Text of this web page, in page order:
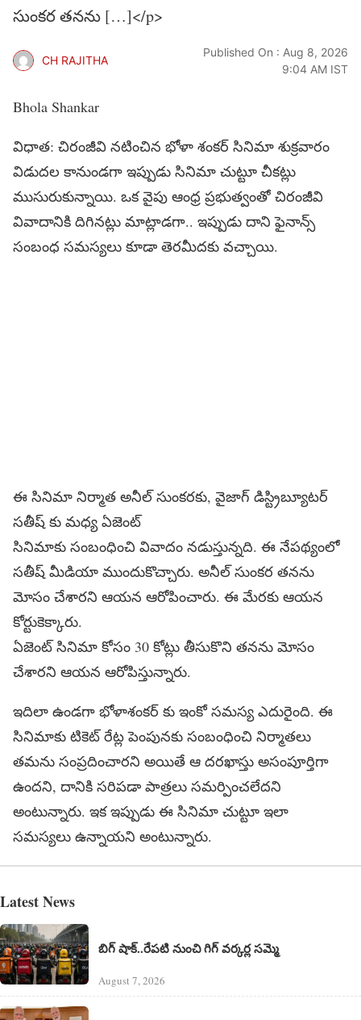
సుంకర తనను […]</p>
CH RAJITHA
Published On : Aug 8, 2026
9:04 AM IST
Bhola Shankar
విధాత‌: చిరంజీవి నటించిన భోళా శంకర్ సినిమా శుక్రవారం
విడుదల కానుండగా ఇప్పుడు సినిమా చుట్టూ చీకట్లు
ముసురుకున్నాయి. ఒక వైపు ఆంధ్ర ప్రభుత్వంతో చిరంజీవి
వివాదానికి దిగినట్లు మాట్లాడగా.. ఇప్పుడు దాని ఫైనాన్స్
సంబంధ సమస్యలు కూడా తెరమీదకు వచ్చాయి.
ఈ సినిమా నిర్మాత అనీల్ సుంకరకు, వైజాగ్ డిస్ట్రిబ్యూటర్
సతీష్ కు మధ్య ఏజెంట్
సినిమాకు సంబంధించి వివాదం నడుస్తున్నది. ఈ నేపథ్యంలో
సతీష్ మీడియా ముందుకొచ్చారు. అనీల్ సుంకర తనను
మోసం చేశారని ఆయన ఆరోపించారు. ఈ మేరకు ఆయన
కోర్టుకెక్కారు.
ఏజెంట్ సినిమా కోసం 30 కోట్లు తీసుకొని తనను మోసం
చేశారని ఆయన ఆరోపిస్తున్నారు.
ఇదిలా ఉండగా భోళాశంకర్ కు ఇంకో సమస్య ఎదురైంది. ఈ
సినిమాకు టికెట్ రేట్ల పెంపునకు సంబంధించి నిర్మాతలు
తమను సంప్రదించారని అయితే ఆ దరఖాస్తు అసంపూర్తిగా
ఉందని, దానికి సరిపడా పాత్రలు సమర్పించలేదని
అంటున్నారు. ఇక ఇప్పుడు ఈ సినిమా చుట్టూ ఇలా
సమస్యలు ఉన్నాయని అంటున్నారు.
Latest News
బిగ్ షాక్..రేపటి నుంచి గిగ్ వర్కర్ల సమ్మె
August 7, 2026